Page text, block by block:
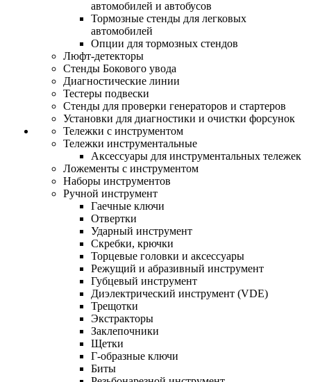
автомобилей и автобусов
Тормозные стенды для легковых
автомобилей
Опции для тормозных стендов
Люфт-детекторы
Стенды Бокового увода
Диагностические линии
Тестеры подвески
Стенды для проверки генераторов и стартеров
Установки для диагностики и очистки форсунок
Тележки с инструментом
Тележки инструментальные
Аксессуары для инструментальных тележек
Ложементы с инструментом
Наборы инструментов
Ручной инструмент
Гаечные ключи
Отвертки
Ударный инструмент
Скребки, крючки
Торцевые головки и аксессуары
Режущий и абразивный инструмент
Губцевый инструмент
Диэлектрический инструмент (VDE)
Трещотки
Экстракторы
Заклепочники
Щетки
Г-образные ключи
Биты